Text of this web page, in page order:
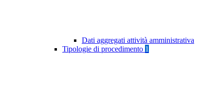
Dati aggregati attività amministrativa
Tipologie di procedimento 1